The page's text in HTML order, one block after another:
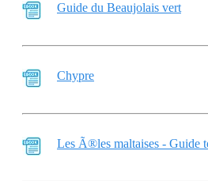
Guide du Beaujolais vert
Chypre
Les Ã®les maltaises - Guide